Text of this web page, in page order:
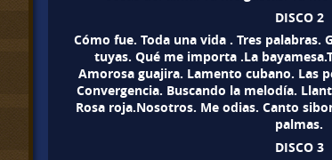
DISCO 2
Cómo fue. Toda una vida . Tres palabras.
tuyas. Qué me importa .La
Amorosa guajira. Lamento cubano. Las
Convergencia. Buscando la melodía.
Rosa roja.Nosotros. Me odias. Canto
palmas.
DISCO 3